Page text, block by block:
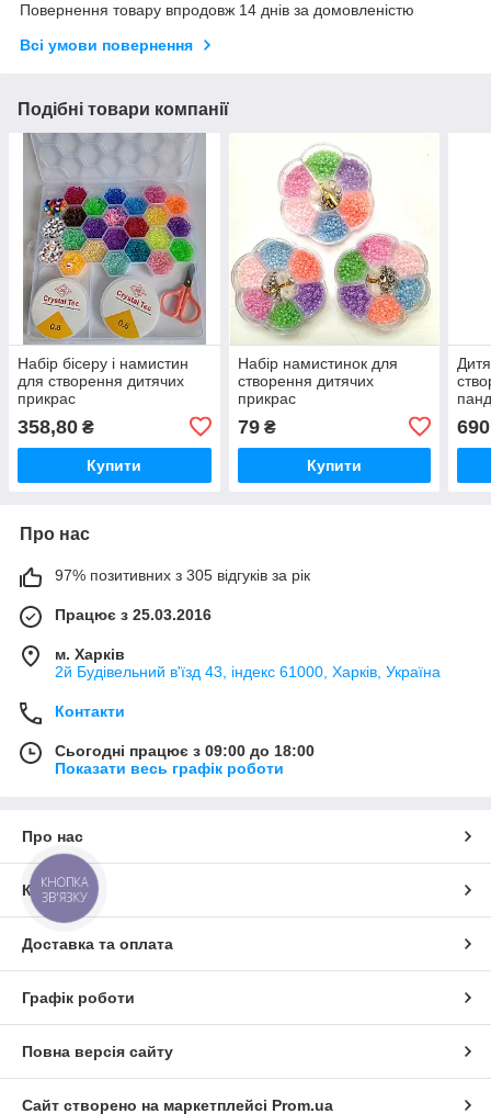
Повернення товару впродовж 14 днів за домовленістю
Всі умови повернення
Подібні товари компанії
Набір бісеру і намистин
для створення дитячих
прикрас
358,80 ₴
Купити
Набір намистинок для
створення дитячих
прикрас
79₴
Купити
690
Про нас
97% позитивних з 305 відгуків за рік
Працює з 25.03.2016
м. Харків
2й Будівельний в'їзд 43, індекс 61000, Харків, Україна
Контакти
Сьогодні працює з 09:00 до 18:00
Показати весь графік роботи
Про нас
Контакти
Доставка та оплата
Графік роботи
Повна версія сайту
Сайт створено на маркетплейсі Prom.ua
КНОПКА
ЗВ'ЯЗКУ